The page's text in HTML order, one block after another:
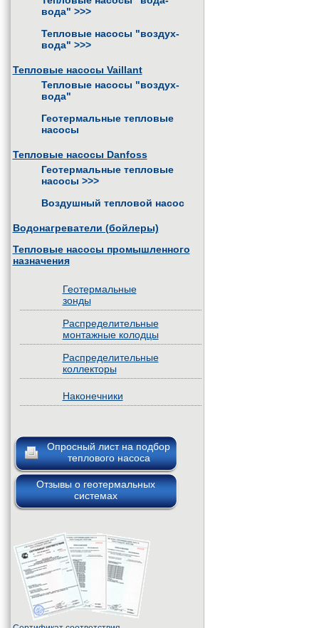
вода" >>>
Тепловые насосы "воздух-
вода" >>>
Тепловые насосы Vaillant
Тепловые насосы "воздух-
вода"
Геотермальные тепловые
насосы
Тепловые насосы Danfoss
Геотермальные тепловые
насосы >>>
Воздушный тепловой насос
Водонагреватели (бойлеры)
Тепловые насосы промышленного
назначения
Геотермальные
зонды
Распределительные
монтажные колодцы
Распределительные
коллекторы
Наконечники
Опросный лист на подбор
теплового насоса
Отзывы о геотермальных
системах